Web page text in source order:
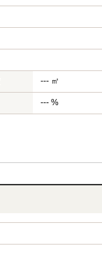
--- ㎡
--- %